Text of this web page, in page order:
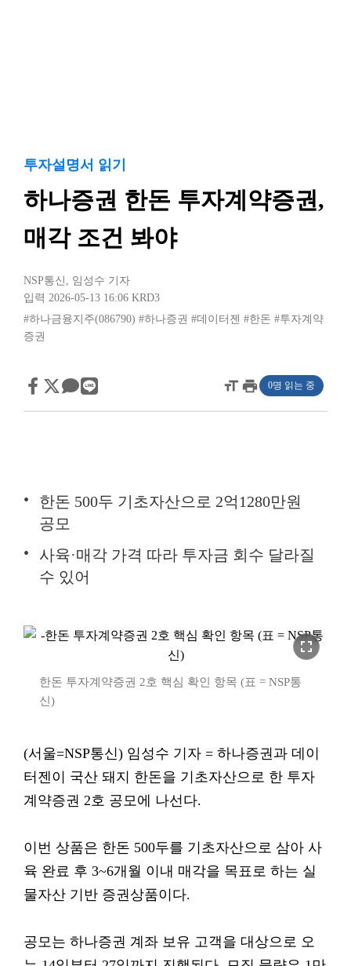
투자설명서 읽기
하나증권 한돈 투자계약증권,
매각 조건 봐야
NSP통신 , 임성수 기자
입력 2026-05-13 16:06 KRD3
#하나금융지주(086790) #하나증권 #데이터젠 #한돈 #투자계약
증권
format_sizeprint 0명 읽는 중
한돈 500두 기초자산으로 2억1280만원
공모
사육·매각 가격 따라 투자금 회수 달라질
수 있어
fullscreen
한돈 투자계약증권 2호 핵심 확인 항목 (표 = NSP통
신)
(서울=NSP통신) 임성수 기자 = 하나증권과 데이
터젠이 국산 돼지 한돈을 기초자산으로 한 투자
계약증권 2호 공모에 나선다.
이번 상품은 한돈 500두를 기초자산으로 삼아 사
육 완료 후 3~6개월 이내 매각을 목표로 하는 실
물자산 기반 증권상품이다.
공모는 하나증권 계좌 보유 고객을 대상으로 오